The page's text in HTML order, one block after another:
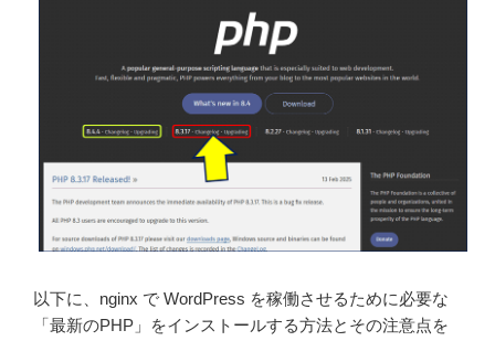
以下に、nginx で WordPress を稼働させるために必要な
「最新のPHP」をインストールする方法とその注意点を